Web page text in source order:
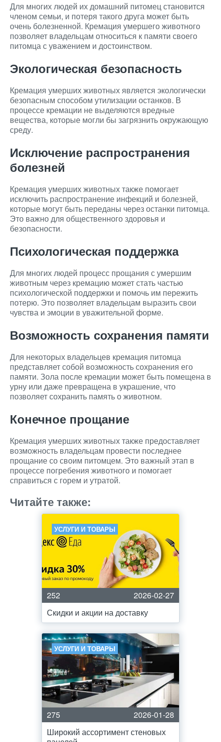
Для многих людей их домашний питомец становится
членом семьи, и потеря такого друга может быть
очень болезненной. Кремация умершего животного
позволяет владельцам относиться к памяти своего
питомца с уважением и достоинством.
Экологическая безопасность
Кремация умерших животных является экологически
безопасным способом утилизации останков. В
процессе кремации не выделяются вредные
вещества, которые могли бы загрязнить окружающую
среду.
Исключение распространения
болезней
Кремация умерших животных также помогает
исключить распространение инфекций и болезней,
которые могут быть переданы через останки питомца.
Это важно для общественного здоровья и
безопасности.
Психологическая поддержка
Для многих людей процесс прощания с умершим
животным через кремацию может стать частью
психологической поддержки и помочь им пережить
потерю. Это позволяет владельцам выразить свои
чувства и эмоции в уважительной форме.
Возможность сохранения памяти
Для некоторых владельцев кремация питомца
представляет собой возможность сохранения его
памяти. Зола после кремации может быть помещена в
урну или даже превращена в украшение, что
позволяет сохранить память о животном.
Конечное прощание
Кремация умерших животных также предоставляет
возможность владельцам провести последнее
прощание со своим питомцем. Это важный этап в
процессе погребения животного и помогает
справиться с горем и утратой.
Читайте также:
УСЛУГИ И ТОВАРЫ
252
2026-02-27
Скидки и акции на доставку
УСЛУГИ И ТОВАРЫ
275
2026-01-28
Широкий ассортимент стеновых